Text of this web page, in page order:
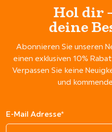
Hol dir
deine
Abonnieren Sie unseren
einen exklusiven 10%
Verpassen Sie keine
und
E-Mail Adresse*